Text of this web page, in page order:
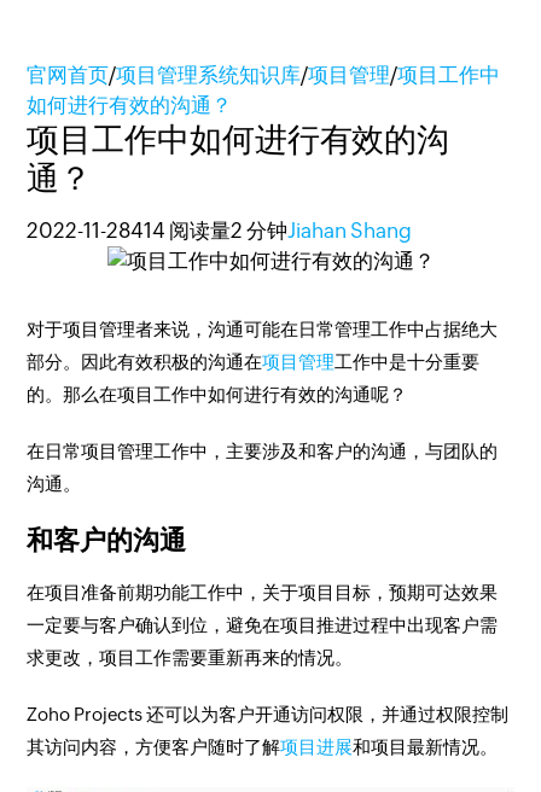
官网首页/项目管理系统知识库/项目管理/项目工作中
如何进行有效的沟通？
项目工作中如何进行有效的沟
通？
2022-11-28414 阅读量2 分钟Jiahan Shang
对于项目管理者来说，沟通可能在日常管理工作中占据绝大
部分。因此有效积极的沟通在项目管理工作中是十分重要
的。那么在项目工作中如何进行有效的沟通呢？
在日常项目管理工作中，主要涉及和客户的沟通，与团队的
沟通。
和客户的沟通
在项目准备前期功能工作中，关于项目目标，预期可达效果
一定要与客户确认到位，避免在项目推进过程中出现客户需
求更改，项目工作需要重新再来的情况。
Zoho Projects 还可以为客户开通访问权限，并通过权限控制
其访问内容，方便客户随时了解项目进展和项目最新情况。